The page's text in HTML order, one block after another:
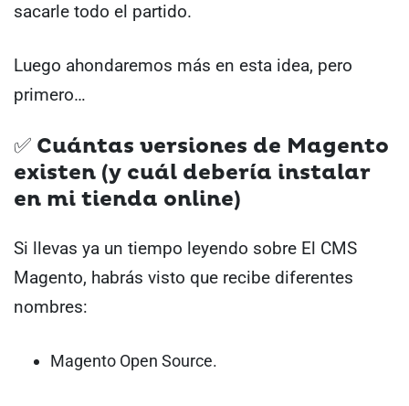
sacarle todo el partido.
Luego ahondaremos más en esta idea, pero
primero…
✅ Cuántas versiones de Magento
existen (y cuál debería instalar
en mi tienda online)
Si llevas ya un tiempo leyendo sobre El CMS
Magento, habrás visto que recibe diferentes
nombres:
Magento Open Source.